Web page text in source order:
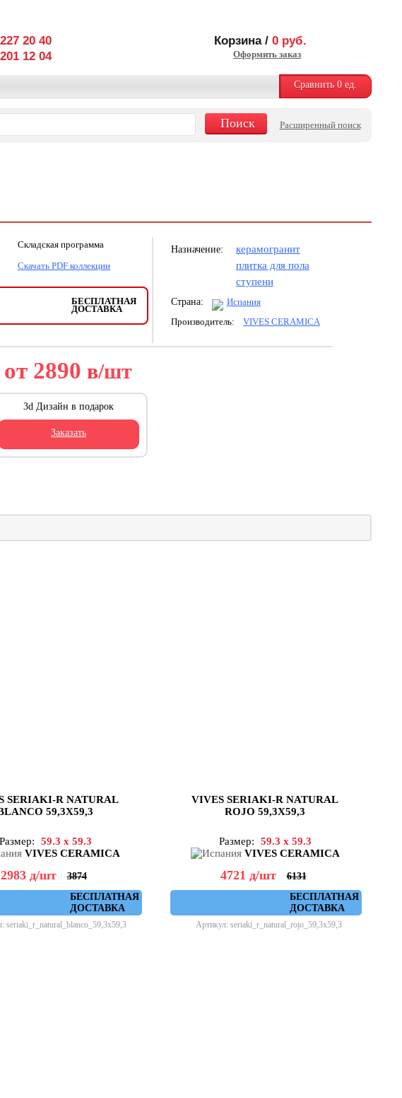
20 40
12 04
Корзина /0 руб.
Оформить заказ
Сравнить 0ед.
Расширенный поиск
Складская программа
Скачать PDF коллекции
БЕСПЛАТНАЯ
ДОСТАВКА
Назначение:
керамогранит
плитка для пола
ступени
Страна:
Испания
Производитель:
VIVES CERAMICA
от 2890 в/шт
3d Дизайн в подарок
Заказать
SERIAKI-R NATURAL
59,3X59,3
Размер:
59.3 x 59.3
VIVES CERAMICA
2983 д/шт
3874
БЕСПЛАТНАЯ
ДОСТАВКА
seriaki_r_natural_blanco_59,3x59,3
VIVES SERIAKI-R NATURAL
ROJO 59,3X59,3
Размер:
59.3 x 59.3
VIVES CERAMICA
4721 д/шт
6131
БЕСПЛАТНАЯ
ДОСТАВКА
Артикул: seriaki_r_natural_rojo_59,3x59,3